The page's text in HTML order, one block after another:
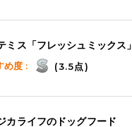
ミス「フレッシュミックス」
め度 : (3.5点)
カライフのドッグフード